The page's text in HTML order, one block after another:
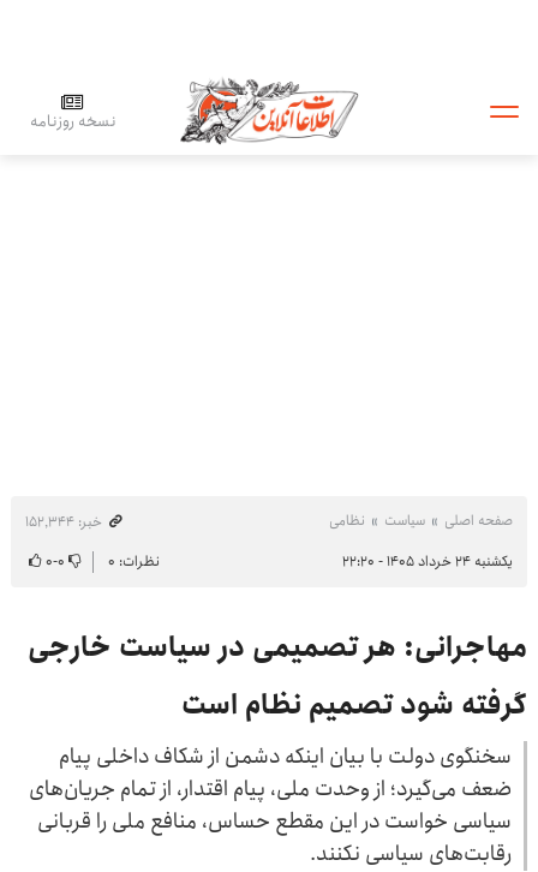
نسخه روزنامه
صفحه اصلی سیاست نظامی
خبر: ۱۵۲٬۳۴۴
یکشنبه ۲۴ خرداد ۱۴۰۵ - ۲۲:۲۰
نظرات: ۰ ۰-۰
مهاجرانی: هر تصمیمی در سیاست خارجی
گرفته شود تصمیم نظام است
سخنگوی دولت با بیان اینکه دشمن از شکاف داخلی پیام
ضعف می‌گیرد؛ از وحدت ملی، پیام اقتدار، از تمام جریان‌های
سیاسی خواست در این مقطع حساس، منافع ملی را قربانی
رقابت‌های سیاسی نکنند.